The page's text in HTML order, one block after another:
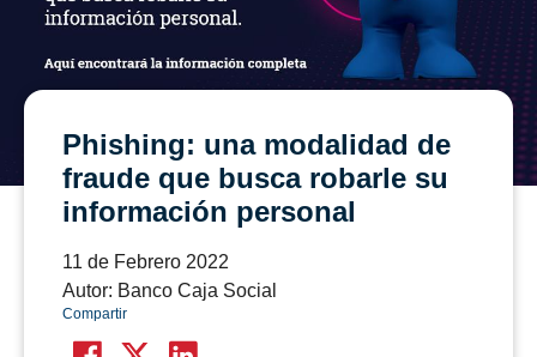
Phishing: una modalidad de
fraude que busca robarle su
información personal
11 de Febrero 2022
Autor: Banco Caja Social
Compartir